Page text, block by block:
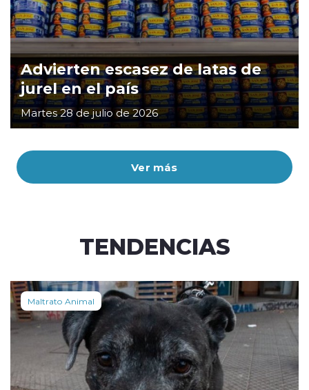
Ver más
Advierten escasez de latas de
jurel en el país
Martes 28 de julio de 2026
TENDENCIAS
Maltrato Animal